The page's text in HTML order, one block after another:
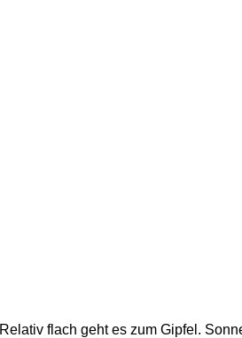
Relativ flach geht es zum Gipfel.